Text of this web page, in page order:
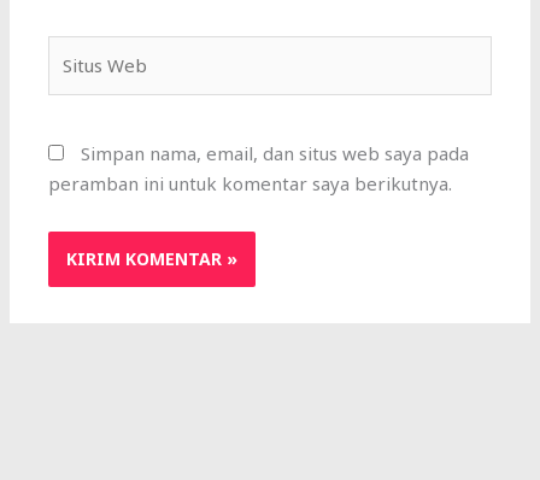
Web
Simpan nama, email, dan situs web saya pada
peramban ini untuk komentar saya berikutnya.